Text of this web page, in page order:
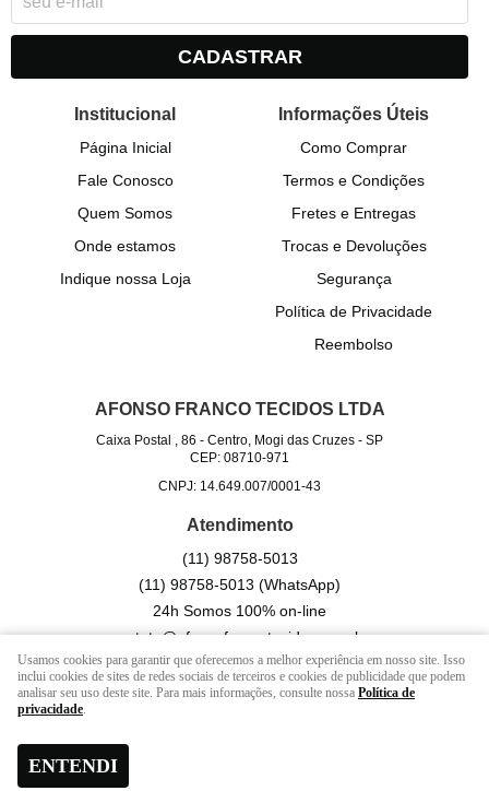
CADASTRAR
Institucional
Página Inicial
Fale Conosco
Quem Somos
Onde estamos
Indique nossa Loja
Informações Úteis
Como Comprar
Termos e Condições
Fretes e Entregas
Trocas e Devoluções
Segurança
Política de Privacidade
Reembolso
AFONSO FRANCO TECIDOS LTDA
Caixa Postal , 86 -Centro, Mogi das Cruzes -SP
CEP: 08710-971
CNPJ: 14.649.007/0001-43
Atendimento
(11) 98758-5013
(11) 98758-5013(WhatsApp)
24h Somos 100% on-line
contato@afonsofrancotecidos.com.br
LOJA VIRTUAL CRIADA POR
Usamos cookies para garantir que oferecemos a melhor experiência em nosso site. Isso
inclui cookies de sites de redes sociais de terceiros e cookies de publicidade que podem
analisar seu uso deste site. Para mais informações, consulte nossa Política de
privacidade.
ENTENDI